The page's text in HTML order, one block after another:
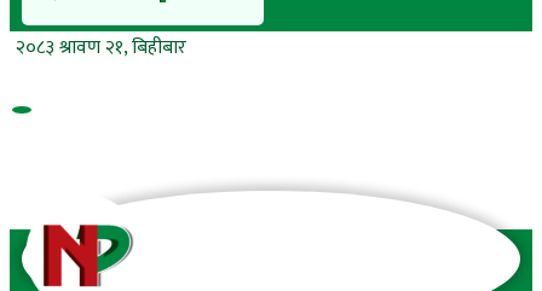
२०८३ श्रावण २१, बिहीबार